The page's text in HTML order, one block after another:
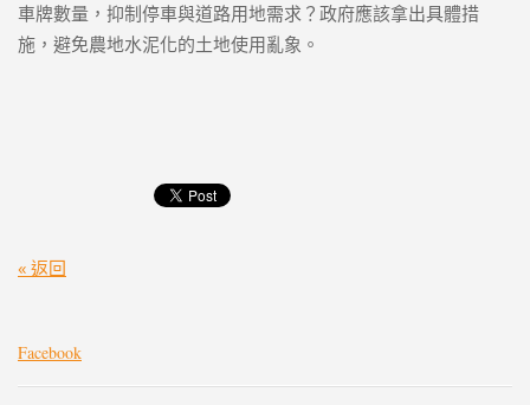
車牌數量，抑制停車與道路用地需求？政府應該拿出具體措
施，避免農地水泥化的土地使用亂象。
« 返回
Facebook